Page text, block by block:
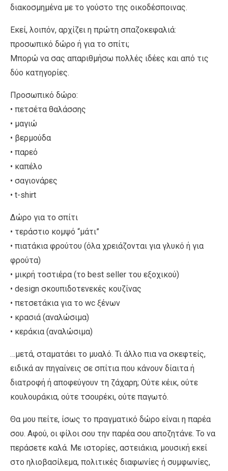
διακοσμημένα με το γούστο της οικοδέσποινας.
Εκεί, λοιπόν, αρχίζει η πρώτη σπαζοκεφαλιά:
προσωπικό δώρο ή για το σπίτι;
Μπορώ να σας απαριθμήσω πολλές ιδέες και από τις
δύο κατηγορίες.
Προσωπικό δώρο:
• πετσέτα θαλάσσης
• μαγιώ
• βερμούδα
• παρεό
• καπέλο
• σαγιονάρες
• t-shirt
Δώρο για το σπίτι
• τεράστιο κομψό “μάτι”
• πιατάκια φρούτου (όλα χρειάζονται για γλυκό ή για
φρούτα)
• μικρή τοστιέρα (το best seller του εξοχικού)
• design σκουπιδοτενεκές κουζίνας
• πετσετάκια για το wc ξένων
• κρασιά (αναλώσιμα)
• κεράκια (αναλώσιμα)
…μετά, σταματάει το μυαλό. Τι άλλο πια να σκεφτείς,
ειδικά αν πηγαίνεις σε σπίτια που κάνουν δίαιτα ή
διατροφή ή αποφεύγουν τη ζάχαρη; Ούτε κέικ, ούτε
κουλουράκια, ούτε τσουρέκι, ούτε παγωτό.
Θα μου πείτε, ίσως το πραγματικό δώρο είναι η παρέα
σου. Αφού, οι φίλοι σου την παρέα σου αποζητάνε. Το να
περάσετε καλά. Με ιστορίες, αστειάκια, μουσική εκεί
στο ηλιοβασίλεμα, πολιτικές διαφωνίες ή συμφωνίες,